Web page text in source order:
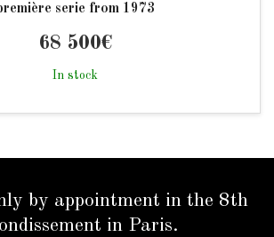
serie from 1973
68 500€
In stock
by appointment in the 8th
in Paris.